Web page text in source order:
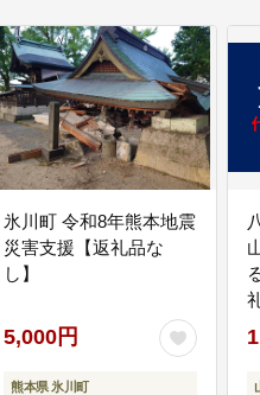
氷川町 令和8年熊本地震
災害支援【返礼品な
し】
5,000円
熊本県 氷川町